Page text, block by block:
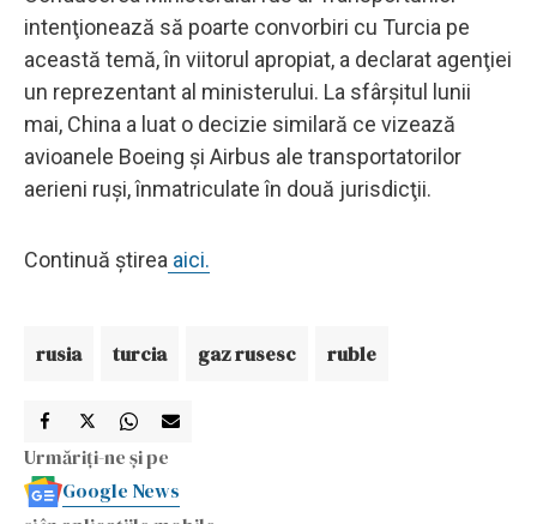
intenţionează să poarte convorbiri cu Turcia pe
această temă, în viitorul apropiat, a declarat agenţiei
un reprezentant al ministerului. La sfârşitul lunii
mai, China a luat o decizie similară ce vizează
avioanele Boeing şi Airbus ale transportatorilor
aerieni ruşi, înmatriculate în două jurisdicţii.
Continuă știrea aici.
rusia turcia gaz rusesc ruble
Urmăriți-ne și pe
Google News